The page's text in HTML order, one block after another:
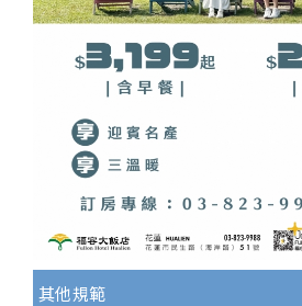
其他規範